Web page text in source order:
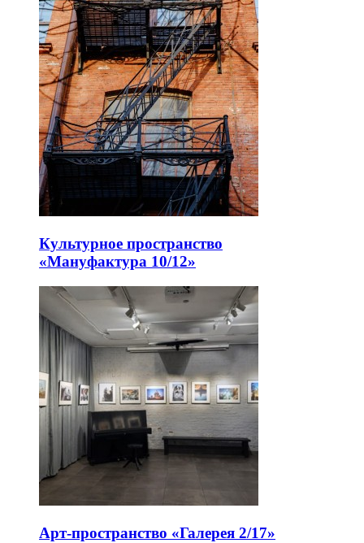
Культурное пространство
«Мануфактура 10/12»
Арт-пространство «Галерея 2/17»